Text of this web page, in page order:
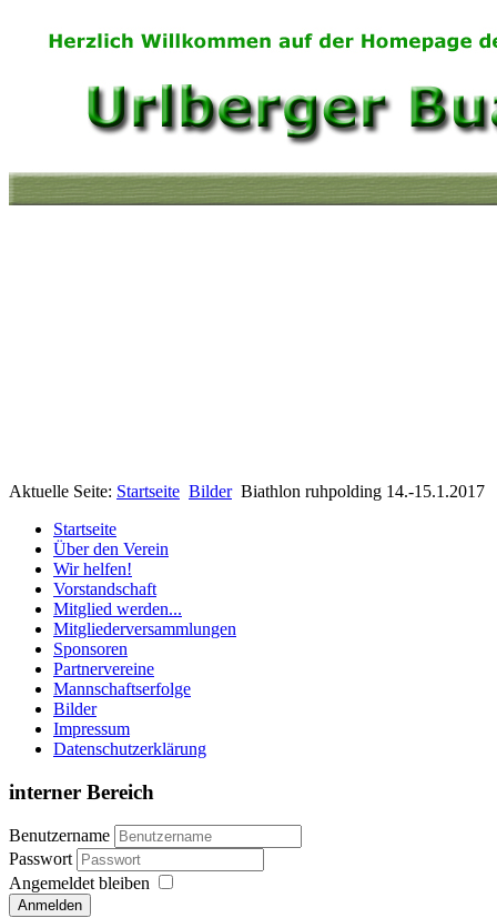
Aktuelle Seite: Startseite Bilder Biathlon ruhpolding 14.-15.1.2017
Startseite
Über den Verein
Wir helfen!
Vorstandschaft
Mitglied werden...
Mitgliederversammlungen
Sponsoren
Partnervereine
Mannschaftserfolge
Bilder
Impressum
Datenschutzerklärung
interner Bereich
Benutzername
Passwort
Angemeldet bleiben
Anmelden